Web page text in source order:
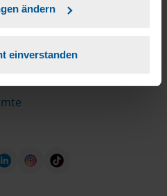
ändern
einverstanden